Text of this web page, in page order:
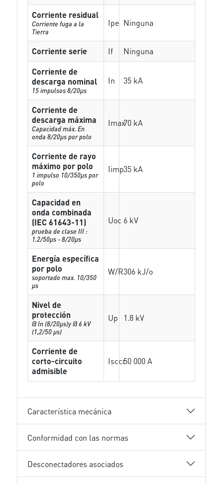
Corriente residual
Corriente fuga a la
Tierra
Ipe Ninguna
Corriente serie If
Ninguna
Corriente de
descarga nominal
15 impulsos 8/20µs
In 35 kA
Corriente de
descarga máxima
Capacidad máx. En
onda 8/20µs por polo
Imax70 kA
Corriente de rayo
máximo por polo
1 impulso 10/350µs por
polo
Iimp35 kA
Capacidad en
onda combinada
(IEC 61643-11)
prueba de clase III :
1.2/50µs - 8/20µs
Uoc 6 kV
Energía específica
por polo
soportado max. 10/350
µs
W/R306 kJ/o
Nivel de
protección
@ In (8/20µs)y @ 6 kV
(1,2/50 µs)
Up 1.8 kV
Corriente de
corto-circuito
admisible
Isccr50 000 A
Característica mecánica
Conformidad con las normas
Desconectadores asociados